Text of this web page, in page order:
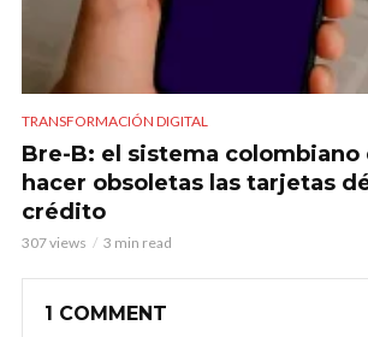
TRANSFORMACIÓN DIGITAL
Bre-B: el sistema colombiano
hacer obsoletas las tarjetas
crédito
307 views 3 min read
1 COMMENT